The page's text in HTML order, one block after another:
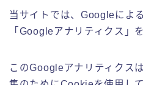
当サイトでは、Googleによ
「Googleアナリティクス」
このGoogleアナリティクス